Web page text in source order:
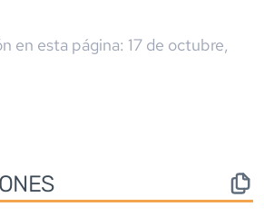
en esta página: 17 de octubre,